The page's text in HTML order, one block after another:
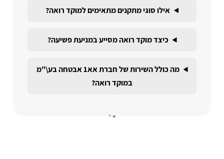
אילו סוגי מתקנים מתאימים למוקד רואה?
כיצד מוקד רואה מסייע במניעת פשיעה?
מה כולל השירות של חברת אא1 אבטחה בע\"מ
במוקד רואה?
"`